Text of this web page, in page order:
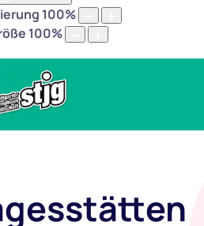
100%
100%